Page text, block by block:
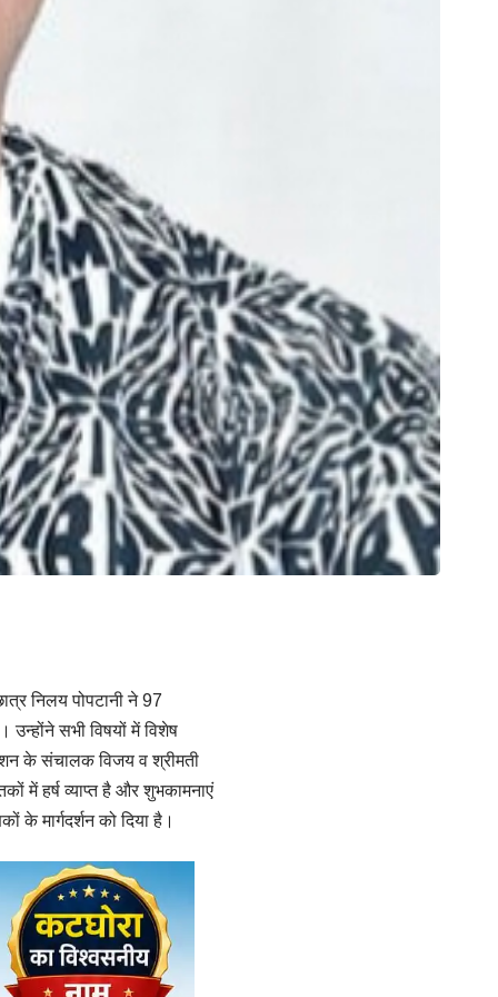
निलय पोपटानी ने 97
सभी विषयों में विशेष
के संचालक विजय व श्रीमती
में हर्ष व्याप्त है और शुभकामनाएं
के मार्गदर्शन को दिया है।